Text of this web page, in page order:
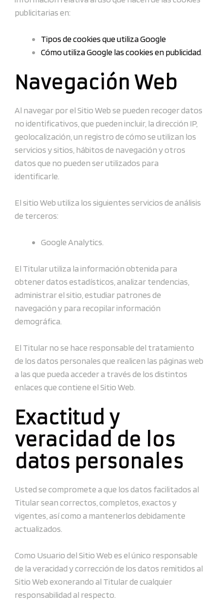
publicitarias en:
Tipos de cookies que utiliza Google
Cómo utiliza Google las cookies en publicidad.
Navegación Web
Al navegar por el Sitio Web se pueden recoger datos
no identificativos, que pueden incluir, la dirección IP,
geolocalización, un registro de cómo se utilizan los
servicios y sitios, hábitos de navegación y otros
datos que no pueden ser utilizados para
identificarle.
El sitio Web utiliza los siguientes servicios de análisis
de terceros:
Google Analytics.
El Titular utiliza la información obtenida para
obtener datos estadísticos, analizar tendencias,
administrar el sitio, estudiar patrones de
navegación y para recopilar información
demográfica.
El Titular no se hace responsable del tratamiento
de los datos personales que realicen las páginas web
a las que pueda acceder a través de los distintos
enlaces que contiene el Sitio Web.
Exactitud y
veracidad de los
datos personales
Usted se compromete a que los datos facilitados al
Titular sean correctos, completos, exactos y
vigentes, así como a mantenerlos debidamente
actualizados.
Como Usuario del Sitio Web es el único responsable
de la veracidad y corrección de los datos remitidos al
Sitio Web exonerando al Titular de cualquier
responsabilidad al respecto.